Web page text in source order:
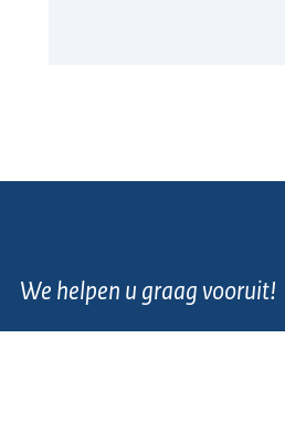
We helpen u graag vooruit!